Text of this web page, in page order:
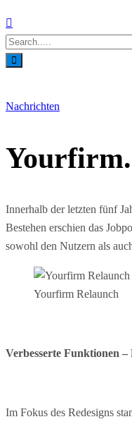
Nachrichten
Innerhalb der letzten fünf
Bestehen erschien das
sowohl den Nutzern als
Yourfirm Relaunch
Verbesserte Funktionen –
Im Fokus des Redesigns